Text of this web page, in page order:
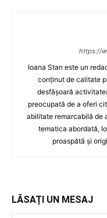
https://
Ioana Stan este un
conținut de calitate
desfășoară
preocupată de a oferi
abilitate remarcabilă de
tematica abordată,
proaspătă și
LĂSAȚI UN MESAJ